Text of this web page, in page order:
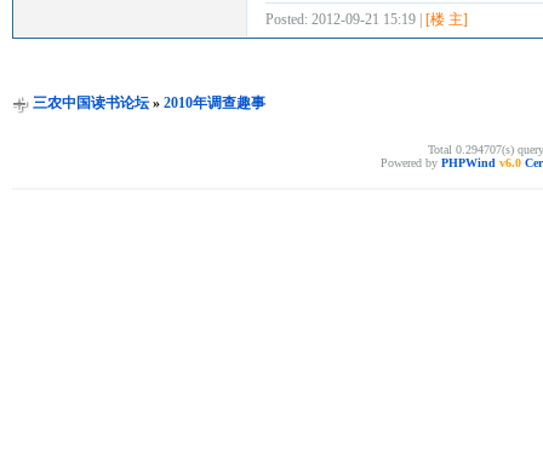
Posted: 2012-09-21 15:19 | [楼 主]
三农中国读书论坛» 2010年调查趣事
Total 0.294707(s)
Powered by PHPWind v6.0